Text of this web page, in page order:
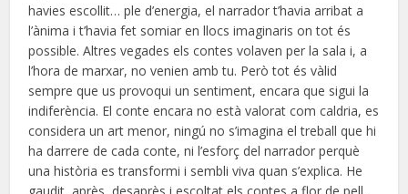
havies escollit… ple d’energia, el narrador t’havia arribat a
l’ànima i t’havia fet somiar en llocs imaginaris on tot és
possible. Altres vegades els contes volaven per la sala i, a
l’hora de marxar, no venien amb tu. Però tot és vàlid
sempre que us provoqui un sentiment, encara que sigui la
indiferència. El conte encara no està valorat com caldria, es
considera un art menor, ningú no s’imagina el treball que hi
ha darrere de cada conte, ni l’esforç del narrador perquè
una història es transformi i sembli viva quan s’explica. He